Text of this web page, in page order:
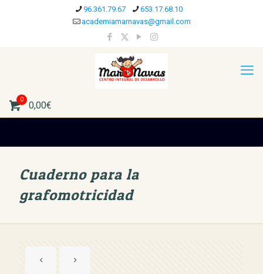
96.361.79.67
653.17.68.10
academiamarnavas@gmail.com
0
0,00€
Cuaderno para la
grafomotricidad